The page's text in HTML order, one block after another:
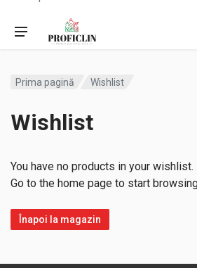
Prima pagină Wishlist
Wishlist
You have no products in your wishlist.
Go to the home page to start
Înapoi la magazin